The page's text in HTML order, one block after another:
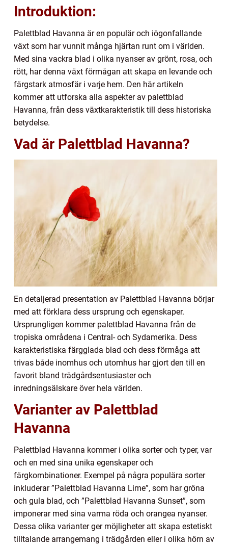
Introduktion:
Palettblad Havanna är en populär och iögonfallande
växt som har vunnit många hjärtan runt om i världen.
Med sina vackra blad i olika nyanser av grönt, rosa, och
rött, har denna växt förmågan att skapa en levande och
färgstark atmosfär i varje hem. Den här artikeln
kommer att utforska alla aspekter av palettblad
Havanna, från dess växtkarakteristik till dess historiska
betydelse.
Vad är Palettblad Havanna?
En detaljerad presentation av Palettblad Havanna börjar
med att förklara dess ursprung och egenskaper.
Ursprungligen kommer palettblad Havanna från de
tropiska områdena i Central- och Sydamerika. Dess
karakteristiska färgglada blad och dess förmåga att
trivas både inomhus och utomhus har gjort den till en
favorit bland trädgårdsentusiaster och
inredningsälskare över hela världen.
Varianter av Palettblad
Havanna
Palettblad Havanna kommer i olika sorter och typer, var
och en med sina unika egenskaper och
färgkombinationer. Exempel på några populära sorter
inkluderar ”Palettblad Havanna Lime”, som har gröna
och gula blad, och ”Palettblad Havanna Sunset”, som
imponerar med sina varma röda och orangea nyanser.
Dessa olika varianter ger möjligheter att skapa estetiskt
tilltalande arrangemang i trädgården eller i olika hörn av